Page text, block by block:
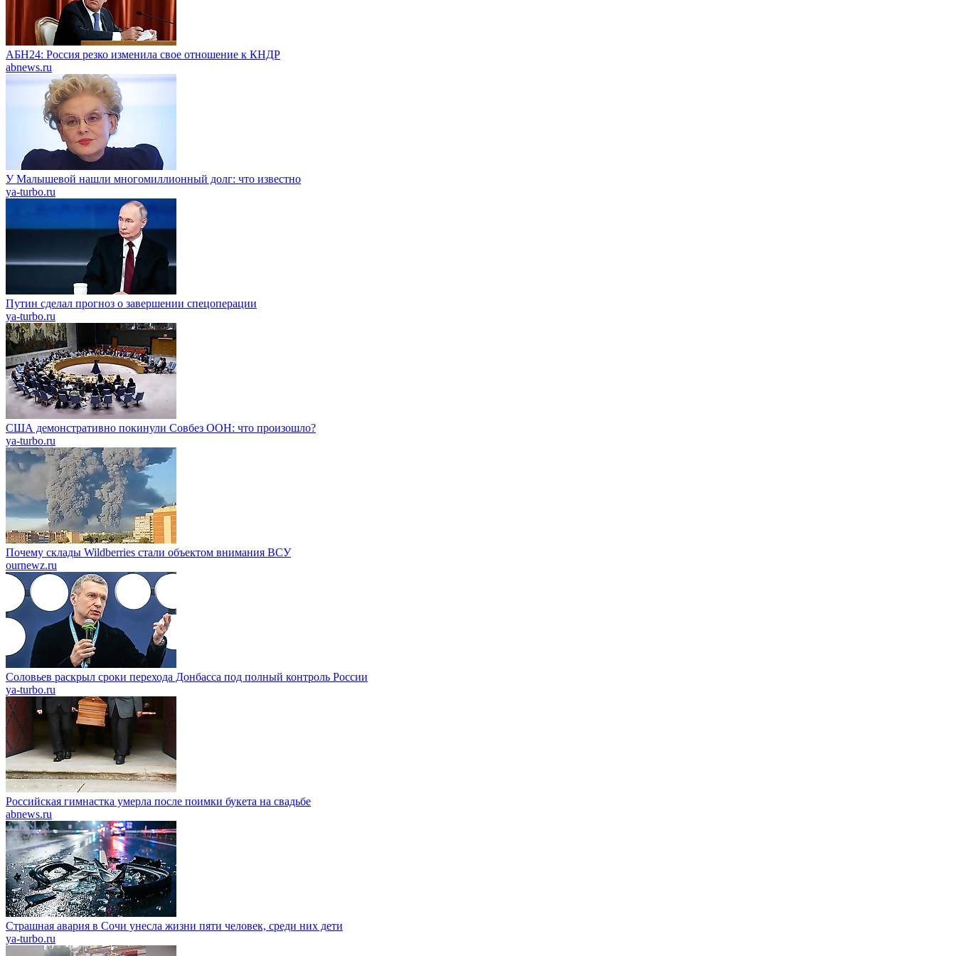
АБН24: Россия резко изменила свое отношение к КНДР
abnews.ru
У Малышевой нашли многомиллионный долг: что известно
ya-turbo.ru
Путин сделал прогноз о завершении спецоперации
ya-turbo.ru
США демонстративно покинули Совбез ООН: что произошло?
ya-turbo.ru
Почему склады Wildberries стали объектом внимания ВСУ
ournewz.ru
Соловьев раскрыл сроки перехода Донбасса под полный контроль России
ya-turbo.ru
Российская гимнастка умерла после поимки букета на свадьбе
abnews.ru
Страшная авария в Сочи унесла жизни пяти человек, среди них дети
ya-turbo.ru